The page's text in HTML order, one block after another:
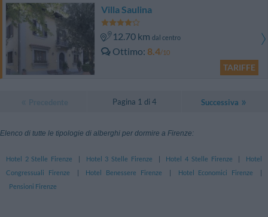
Villa Saulina
12.70 km dal centro
Ottimo 8.4/10
TARIFFE
Pagina 1 di 4 Successiva
Elenco di tutte le tipologie di alberghi per dormire a Firenze:
Hotel 2 Stelle Firenze Hotel 3 Stelle Firenze Hotel 4 Stelle Firenze
Hotel
Congressuali Firenze
Hotel Benessere Firenze Hotel Economici Firenze
Pensioni Firenze